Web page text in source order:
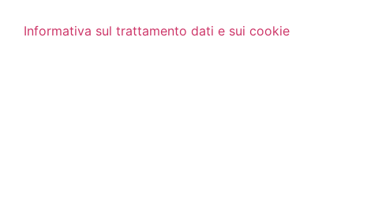
Informativa sul trattamento dati e sui cookie